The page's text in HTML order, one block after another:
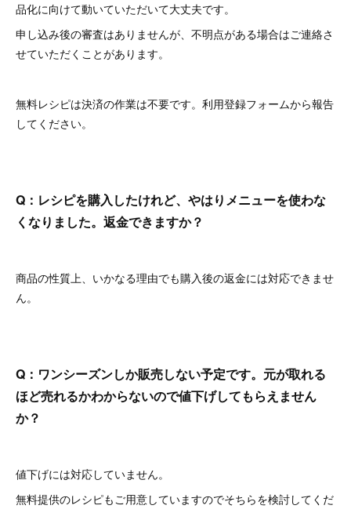
品化に向けて動いていただいて大丈夫です。
申し込み後の審査はありませんが、不明点がある場合はご連絡さ
せていただくことがあります。
無料レシピは決済の作業は不要です。利用登録フォームから報告
してください。
Q：レシピを購入したけれど、やはりメニューを使わな
くなりました。返金できますか？
商品の性質上、いかなる理由でも購入後の返金には対応できませ
ん。
Q：ワンシーズンしか販売しない予定です。元が取れる
ほど売れるかわからないので値下げしてもらえません
か？
値下げには対応していません。
無料提供のレシピもご用意していますのでそちらを検討してくだ